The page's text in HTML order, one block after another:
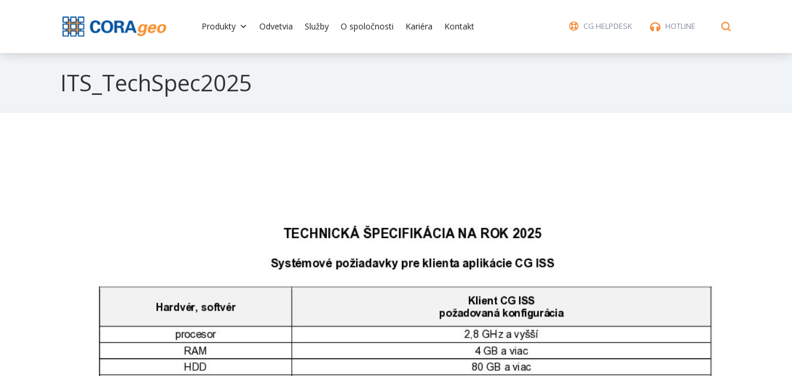
Produkty Odvetvia Služby O spoločnosti Kariéra Kontakt CG HELPDESK HOTLINE
ITS_TechSpec2025